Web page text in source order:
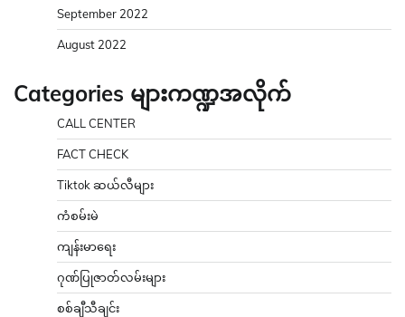
September 2022
August 2022
Categories များကဏ္ဍအလိုက်
CALL CENTER
FACT CHECK
Tiktok ဆယ်လီများ
ကံစမ်းမဲ
ကျန်းမာရေး
ဂုဏ်ပြုဇာတ်လမ်းများ
စစ်ချီသီချင်း